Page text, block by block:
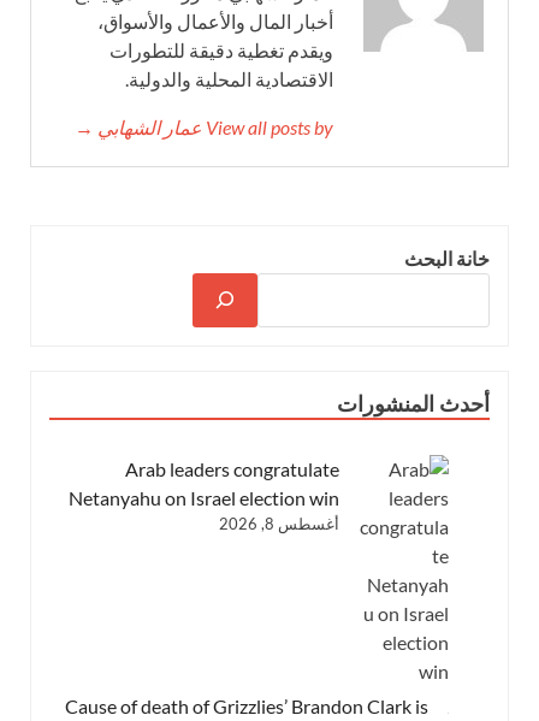
أخبار المال والأعمال والأسواق،
ويقدم تغطية دقيقة للتطورات
الاقتصادية المحلية والدولية.
View all posts by عمار الشهابي →
خانة البحث
أحدث المنشورات
Arab leaders congratulate
Netanyahu on Israel election win
أغسطس 8, 2026
Cause of death of Grizzlies’ Brandon Clark is